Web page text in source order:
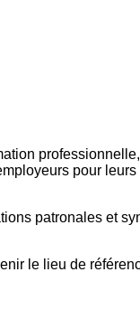
pour
patronales et
le lieu de